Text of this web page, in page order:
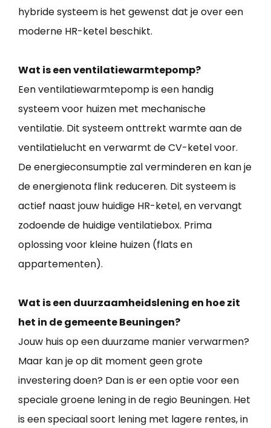
hybride systeem is het gewenst dat je over een
moderne HR-ketel beschikt.
Wat is een ventilatiewarmtepomp?
Een ventilatiewarmtepomp is een handig
systeem voor huizen met mechanische
ventilatie. Dit systeem onttrekt warmte aan de
ventilatielucht en verwarmt de CV-ketel voor.
De energieconsumptie zal verminderen en kan je
de energienota flink reduceren. Dit systeem is
actief naast jouw huidige HR-ketel, en vervangt
zodoende de huidige ventilatiebox. Prima
oplossing voor kleine huizen (flats en
appartementen).
Wat is een duurzaamheidslening en hoe zit
het in de gemeente Beuningen?
Jouw huis op een duurzame manier verwarmen?
Maar kan je op dit moment geen grote
investering doen? Dan is er een optie voor een
speciale groene lening in de regio Beuningen. Het
is een speciaal soort lening met lagere rentes, in